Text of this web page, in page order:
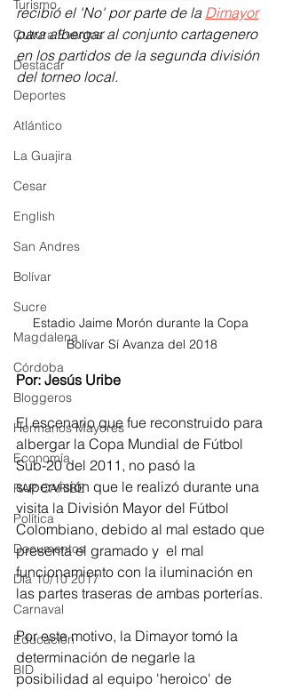
Turismo
Cultura Eventos
Destacar
Deportes
Atlántico
La Guajira
Cesar
English
San Andres
Bolívar
Sucre
Magdalena
Córdoba
Bloggeros
Hermanos Mayores
Economía
RAP CARIBE
Política
Documentos
Día 10/10 2017
Carnaval
Educación
BID
recibió el 'No' por parte de la Dimayor
para albergar al conjunto cartagenero
en los partidos de la segunda división
del torneo local.
Estadio Jaime Morón durante la Copa
Bolívar Sí Avanza del 2018
Por: Jesús Uribe
El escenario que fue reconstruido para
albergar la Copa Mundial de Fútbol
Sub-20 del 2011, no pasó la
supervisión que le realizó durante una
visita la División Mayor del Fútbol
Colombiano, debido al mal estado que
presenta el gramado y  el mal
funcionamiento con la iluminación en
las partes traseras de ambas porterías.
Por este motivo, la Dimayor tomó la
determinación de negarle la
posibilidad al equipo 'heroico' de